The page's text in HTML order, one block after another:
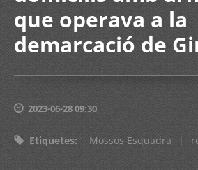
que operava a la
demarcació de
2023-06-28 09:30
Etiquetes: Mossos Esquadra |